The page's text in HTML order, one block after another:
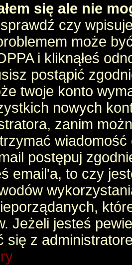
się ale nie
czy
może
i kliknąłeś
postąpić
twoje konto
nowych
zanim
postępuj
email'a, to czy
Jeżeli jesteś
się z